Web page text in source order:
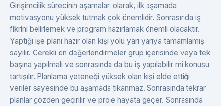
Girişimcilik sürecinin aşamaları olarak, ilk aşamada
motivasyonu yüksek tutmak çok önemlidir. Sonrasında iş
fikrini belirlemek ve program hazırlamak önemli olacaktır.
Yaptığı işe planı hazır olan kişi yolu yarı yarıya tamamlamış
sayılır. Gerekli ön değerlendirmeler grup içerisinde veya tek
başına yapılmalı ve sonrasında da bu iş yapılabilir mi konusu
tartışılır. Planlama yeteneği yüksek olan kişi elde ettiği
veriler sayesinde bu aşamada tıkanmaz. Sonrasında tekrar
planlar gözden geçirilir ve proje hayata geçer. Sonrasında